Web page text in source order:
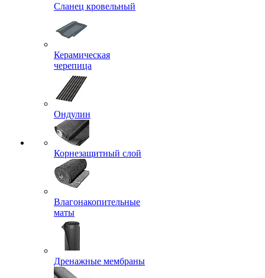
Сланец кровельный
Керамическая
черепица
Ондулин
Корнезащитный слой
Влагонакопительные
маты
Дренажные мембраны